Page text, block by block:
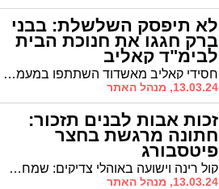
לא תיפסק השלשלת: בבני
ברק חגגו את חנוכת הבית
לבימ"ד קאליב
חסידי קאליב מאשדוד השתתפו במעמד חנוכת הבית וקביעת מזוזות בבית הכנסת של חסידות קאליב בבני ברק
13.03.24, מנהל האתר
זכות אבות לבנים תזכור:
חתונה מרגשת בחצר
פיטסבורג
קול רינה וישועה באוהלי צדיקים: שמחת בית פיטסבורג - אדמור"ים, רבנים ואורחים חשובים בשמחת נישואי בתו של המשפיע הרה"צ רבי יעקב לייפער שליט"א ראש ישיבות פיטסבורג, חתנו של האדמו"ר מדז'יקוב עם החתן - נכד האדמו"ר מסטריקוב ונכד גאב"ד ערלויא בני ברק
13.03.24, מנהל האתר